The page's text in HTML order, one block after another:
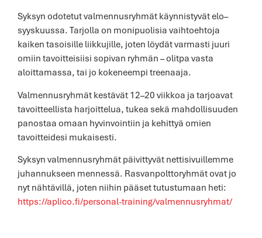
Syksyn odotetut valmennusryhmät käynnistyvät elo–
syyskuussa. Tarjolla on monipuolisia vaihtoehtoja
kaiken tasoisille liikkujille, joten löydät varmasti juuri
omiin tavoitteisiisi sopivan ryhmän – olitpa vasta
aloittamassa, tai jo kokeneempi treenaaja.
Valmennusryhmät kestävät 12–20 viikkoa ja tarjoavat
tavoitteellista harjoittelua, tukea sekä mahdollisuuden
panostaa omaan hyvinvointiin ja kehittyä omien
tavoitteidesi mukaisesti.
Syksyn valmennusryhmät päivittyvät nettisivuillemme
juhannukseen mennessä. Rasvanpolttoryhmät ovat jo
nyt nähtävillä, joten niihin pääset tutustumaan heti:
https://aplico.fi/personal-training/valmennusryhmat/